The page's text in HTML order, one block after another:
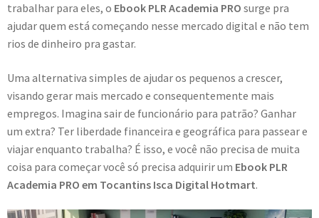
trabalhar para eles, o Ebook PLR Academia PRO surge pra
ajudar quem está começando nesse mercado digital e não tem
rios de dinheiro pra gastar.
Uma alternativa simples de ajudar os pequenos a crescer,
visando gerar mais mercado e consequentemente mais
empregos. Imagina sair de funcionário para patrão? Ganhar
um extra? Ter liberdade financeira e geográfica para passear e
viajar enquanto trabalha? É isso, e você não precisa de muita
coisa para começar você só precisa adquirir um Ebook PLR
Academia PRO em Tocantins Isca Digital Hotmart.